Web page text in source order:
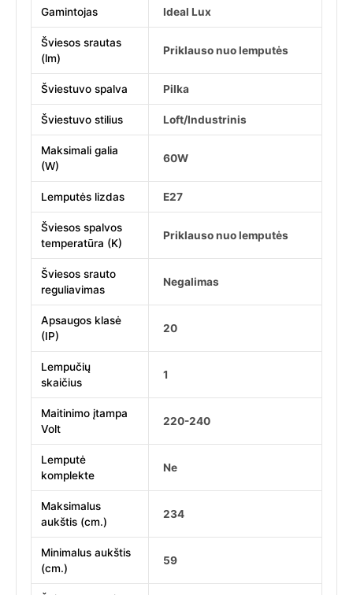
Gamintojas Ideal Lux
Šviesos srautas
(lm)
Priklauso nuo lemputės
Šviestuvo spalva Pilka
Šviestuvo stilius Loft/Industrinis
Maksimali galia
(W)
60W
Lemputės lizdas E27
Šviesos spalvos
temperatūra (K)
Priklauso nuo lemputės
Šviesos srauto
reguliavimas
Negalimas
Apsaugos klasė
(IP)
20
Lempučių
skaičius
1
Maitinimo įtampa
Volt
220-240
Lemputė
komplekte
Ne
Maksimalus
aukštis (cm.)
234
Minimalus aukštis
(cm.)
59